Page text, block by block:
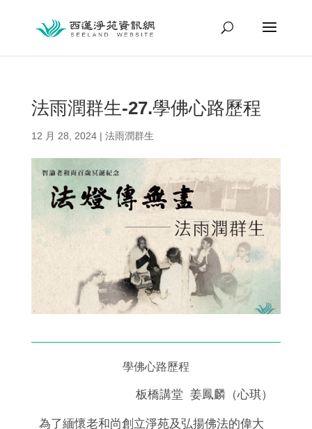
法雨潤群生-27.學佛心路歷程
12 月 28, 2024| 法雨潤群生
學佛心路歷程
板橋講堂 姜鳳麟（心琪）
為了緬懷老和尚創立淨苑及弘揚佛法的偉大